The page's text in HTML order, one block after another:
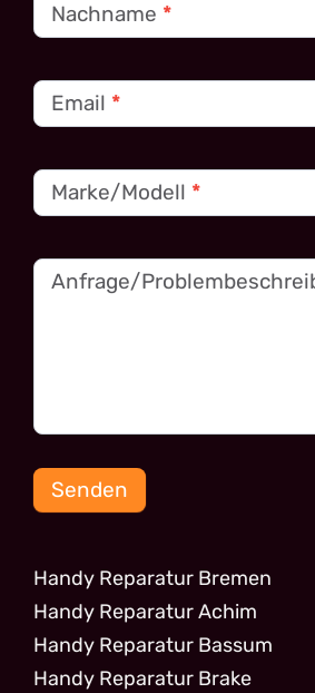
Nachname *
Email *
Marke/Modell *
Anfrage/
Senden
Handy Reparatur Bremen
Handy Reparatur Achim
Handy Reparatur Bassum
Handy Reparatur Brake